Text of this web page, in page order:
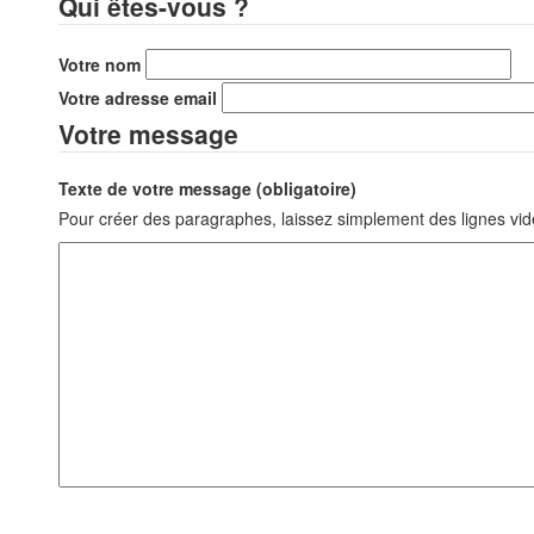
Votre nom
Votre adresse email
Votre message
Texte de votre message (obligatoire)
Pour créer des paragraphes, laissez simplement des lignes